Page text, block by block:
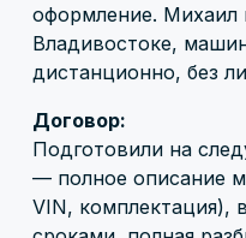
оформление. Михаил
Владивостоке,
дистанционно, без
Договор:
Подготовили на
— полное описание
VIN, комплектация),